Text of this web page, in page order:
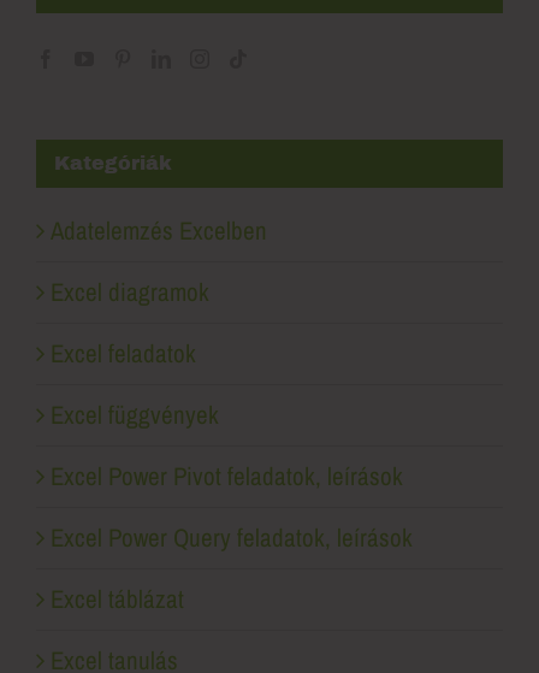
Kategóriák
Adatelemzés Excelben
Excel diagramok
Excel feladatok
Excel függvények
Excel Power Pivot feladatok, leírások
Excel Power Query feladatok, leírások
Excel táblázat
Excel tanulás